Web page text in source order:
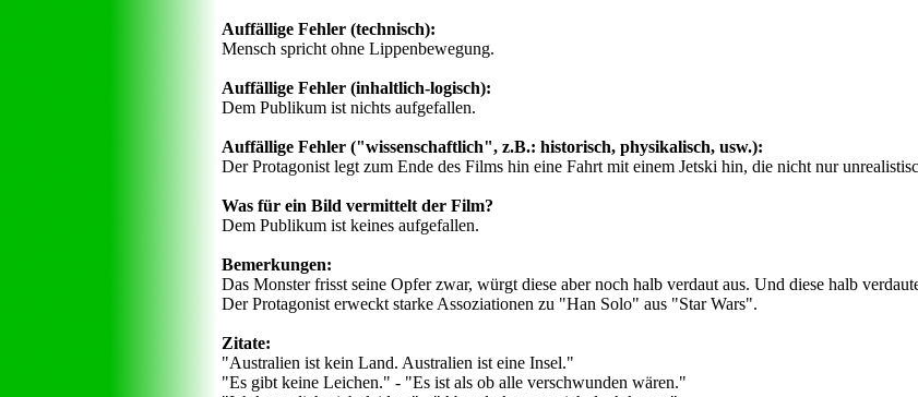
Auffällige Fehler (technisch):
Mensch spricht ohne Lippenbewegung.
Auffällige Fehler (inhaltlich-logisch):
Dem Publikum ist nichts aufgefallen.
Auffällige Fehler ("wissenschaftlich", z.B.: historisch, physikalisch, usw.):
Der Protagonist legt zum Ende des Films hin eine Fahrt mit einem Jetski hin, die nicht nur
Was für ein Bild vermittelt der Film?
Dem Publikum ist keines aufgefallen.
Bemerkungen:
Das Monster frisst seine Opfer zwar, würgt diese aber noch halb verdaut aus. Und diese halb
Der Protagonist erweckt starke Assoziationen zu "Han Solo" aus "Star Wars".
Zitate:
"Australien ist kein Land. Australien ist eine Insel."
"Es gibt keine Leichen." - "Es ist als ob alle verschwunden wären."